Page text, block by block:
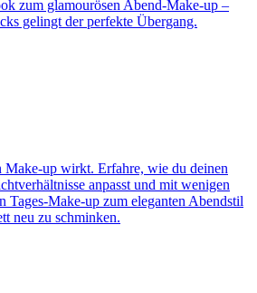
zum glamourösen Abend-Make-up –
gelingt der perfekte Übergang.
up wirkt. Erfahre, wie du deinen
anpasst und mit wenigen
Tages-Make-up zum eleganten Abendstil
neu zu schminken.